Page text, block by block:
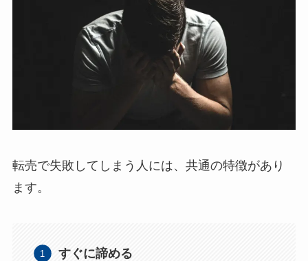
転売で失敗してしまう人には、共通の特徴があり
ます。
すぐに諦める